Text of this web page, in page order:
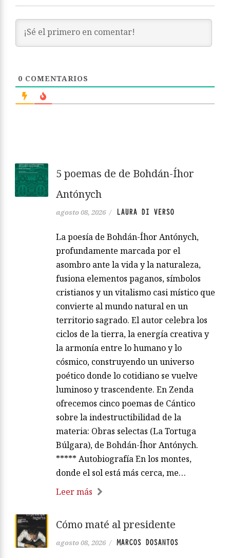
0 COMENTARIOS
5 poemas de de Bohdán-Íhor
Antónych
agosto 08, 2026 / LAURA DI VERSO
La poesía de Bohdán-Íhor Antónych,
profundamente marcada por el
asombro ante la vida y la naturaleza,
fusiona elementos paganos, símbolos
cristianos y un vitalismo casi místico que
convierte al mundo natural en un
territorio sagrado. El autor celebra los
ciclos de la tierra, la energía creativa y
la armonía entre lo humano y lo
cósmico, construyendo un universo
poético donde lo cotidiano se vuelve
luminoso y trascendente. En Zenda
ofrecemos cinco poemas de Cántico
sobre la indestructibilidad de la
materia: Obras selectas (La Tortuga
Búlgara), de Bohdán-Íhor Antónych.
***** Autobiografía En los montes,
donde el sol está más cerca, me…
Leer más
Cómo maté al presidente
agosto 08, 2026 / MARCOS DOSANTOS